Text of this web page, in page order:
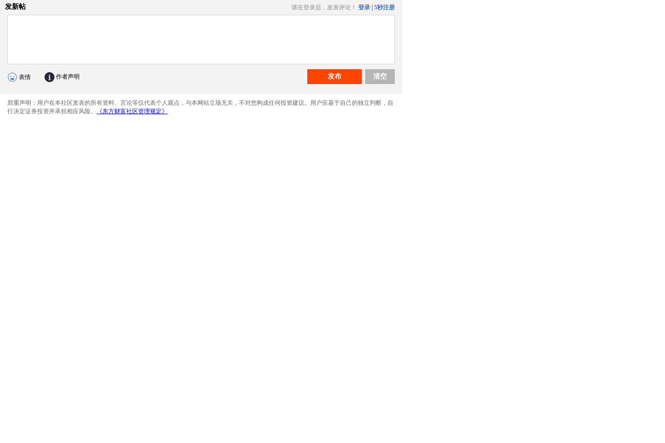
发新帖 请在登录后，发表评论！ 登录 5秒注册
表情 作者声明 发布 清空
郑重声明：用户在本社区发表的所有资料、言论等仅代表个人观点，与本网站立场无关，不对您构成任何投资建议。用户应基于自己的独立判断，自
行决定证券投资并承担相应风险。
《东方财富社区管理规定》